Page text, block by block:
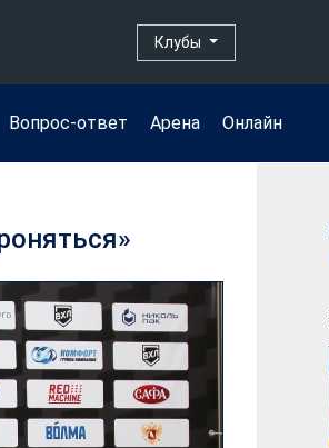
Клубы
Вопрос-ответ Арена Онлайн